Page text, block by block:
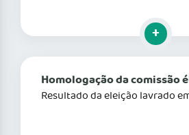
Clique
Homologação da comissão
Resultado da eleição lavrado